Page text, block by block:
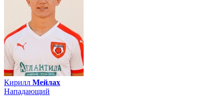
Кирилл Мейлах
Нападающий